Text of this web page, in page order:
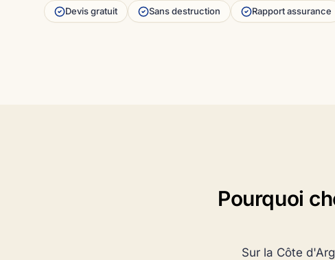
Devis gratuit Sans destruction Rapport assurance
Pourquoi
Sur la Côte